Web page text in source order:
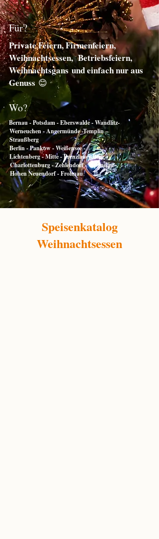
Für?
Private Feiern, Firmenfeiern,
Weihnachtsessen, Betriebsfeiern,
Weihnachtsgansund einfach nur aus
Genuss 😊
Wo?
Bernau - Potsdam - Eberswalde - Wandlitz-
Werneuchen - Angermünde -Templin –
Straußberg
Berlin - Pankow - Weißensee -
Lichtenberg - Mitte - Prenzlauer Berg -
Charlottenburg - Zehlendorf - Spandau -
Hohen Neuendorf - Frohnau
Speisenkatalog
Weihnachtsessen